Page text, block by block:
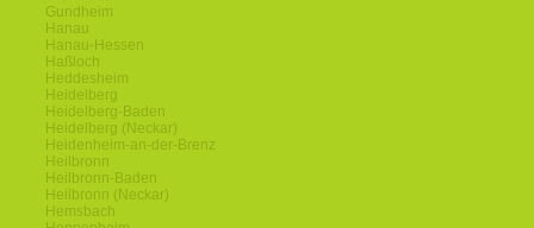
Gundheim
Hanau
Hanau-Hessen
Haßloch
Heddesheim
Heidelberg
Heidelberg-Baden
Heidelberg (Neckar)
Heidenheim-an-der-Brenz
Heilbronn
Heilbronn-Baden
Heilbronn (Neckar)
Hemsbach